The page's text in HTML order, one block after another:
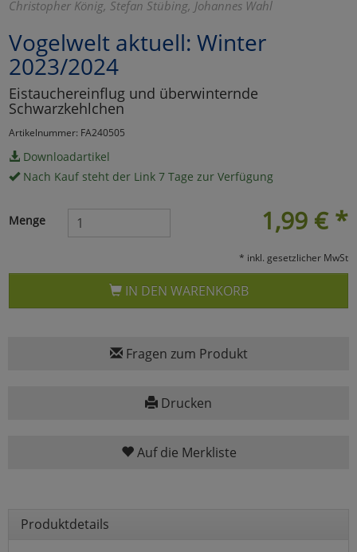
Christopher König, Stefan Stübing, Johannes Wahl
Vogelwelt aktuell: Winter
2023/2024
Eistauchereinflug und überwinternde
Schwarzkehlchen
Artikelnummer: FA240505
Downloadartikel
Nach Kauf steht der Link 7 Tage zur Verfügung
1,99 € *
Menge
* inkl. gesetzlicher MwSt
IN DEN WARENKORB
Fragen zum Produkt
Drucken
Auf die Merkliste
Produktdetails
Umfragetools
Cookies
Einstellungen speichern